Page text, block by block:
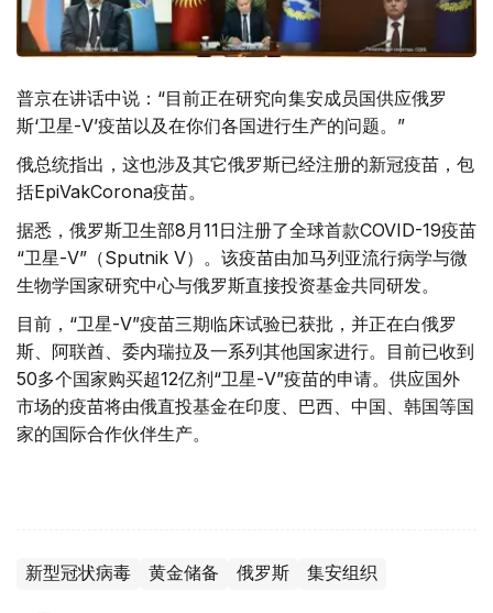
普京在讲话中说：“目前正在研究向集安成员国供应俄罗
斯‘卫星-V’疫苗以及在你们各国进行生产的问题。”
俄总统指出，这也涉及其它俄罗斯已经注册的新冠疫苗，包
括EpiVakCorona疫苗。
据悉，俄罗斯卫生部8月11日注册了全球首款COVID-19疫苗
“卫星-V”（Sputnik V）。该疫苗由加马列亚流行病学与微
生物学国家研究中心与俄罗斯直接投资基金共同研发。
目前，“卫星-V”疫苗三期临床试验已获批，并正在白俄罗
斯、阿联酋、委内瑞拉及一系列其他国家进行。目前已收到
50多个国家购买超12亿剂“卫星-V”疫苗的申请。供应国外
市场的疫苗将由俄直投基金在印度、巴西、中国、韩国等国
家的国际合作伙伴生产。
新型冠状病毒 黄金储备 俄罗斯 集安组织